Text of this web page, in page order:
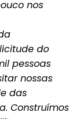
nos
do
pessoas
nossas
das
Construímos